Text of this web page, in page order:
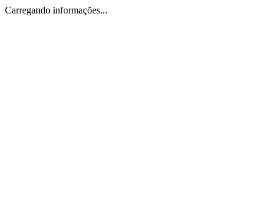
Carregando informações...